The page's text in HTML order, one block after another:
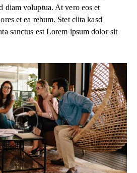
diam voluptua. At vero eos et
et ea rebum. Stet clita kasd
sanctus est Lorem ipsum dolor sit